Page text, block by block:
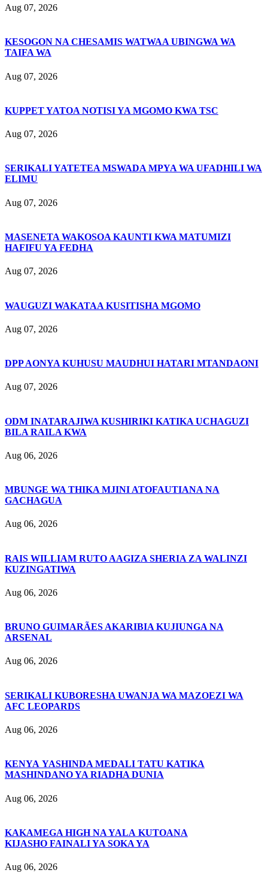
Aug 07, 2026
KESOGON NA CHESAMIS WATWAA UBINGWA WA
TAIFA WA
Aug 07, 2026
KUPPET YATOA NOTISI YA MGOMO KWA TSC
Aug 07, 2026
SERIKALI YATETEA MSWADA MPYA WA UFADHILI WA
ELIMU
Aug 07, 2026
MASENETA WAKOSOA KAUNTI KWA MATUMIZI
HAFIFU YA FEDHA
Aug 07, 2026
WAUGUZI WAKATAA KUSITISHA MGOMO
Aug 07, 2026
DPP AONYA KUHUSU MAUDHUI HATARI MTANDAONI
Aug 07, 2026
ODM INATARAJIWA KUSHIRIKI KATIKA UCHAGUZI
BILA RAILA KWA
Aug 06, 2026
MBUNGE WA THIKA MJINI ATOFAUTIANA NA
GACHAGUA
Aug 06, 2026
RAIS WILLIAM RUTO AAGIZA SHERIA ZA WALINZI
KUZINGATIWA
Aug 06, 2026
BRUNO GUIMARÃES AKARIBIA KUJIUNGA NA
ARSENAL
Aug 06, 2026
SERIKALI KUBORESHA UWANJA WA MAZOEZI WA
AFC LEOPARDS
Aug 06, 2026
KENYA YASHINDA MEDALI TATU KATIKA
MASHINDANO YA RIADHA DUNIA
Aug 06, 2026
KAKAMEGA HIGH NA YALA KUTOANA
KIJASHO FAINALI YA SOKA YA
Aug 06, 2026